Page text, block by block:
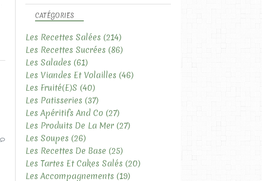
LES RECETTES SALÉES
LES PLATS COMPLETS
CATÉGORIES
Les Recettes Salées (214)
Les Recettes Sucrées (86)
Les Salades (61)
Les Viandes Et Volailles (46)
Les Fruité(e)s (40)
Les Patisseries (37)
Les Apéritifs And Co (27)
Les Produits De La Mer (27)
Les Soupes (26)
Les Recettes De Base (25)
Les Tartes Et Cakes Salés (20)
Les Accompagnements (19)